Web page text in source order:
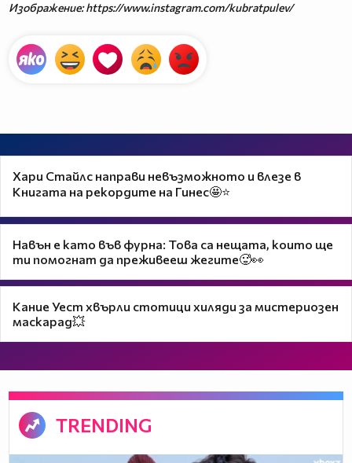
Изображение: https://www.instagram.com/kubratpulev/
Хари Стайлс направи невъзможното и влезе в
Книгата на рекордите на Гинес🤩⭐
Навън е като във фурна: Това са нещата, които ще
ти помогнат да преживееш жегите🥵👀
Кание Уест хвърли стотици хиляди за мистериозен
маскарад💥
TRENDING